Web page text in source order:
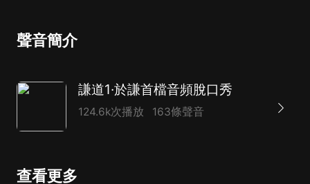
聲音簡介
謙道1·於謙首檔音頻脫口秀
124.6k次播放 163條聲音
查看更多